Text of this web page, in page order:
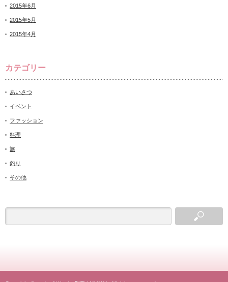
2015年6月
2015年5月
2015年4月
カテゴリー
あいさつ
イベント
ファッション
料理
旅
釣り
その他